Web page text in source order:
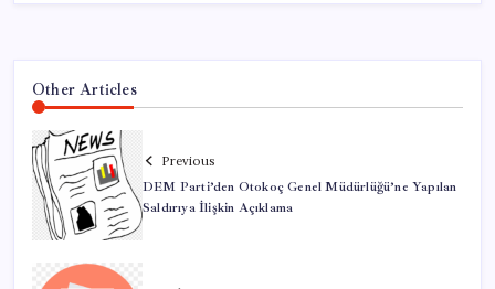
Other Articles
Previous
DEM Parti’den Otokoç Genel Müdürlüğü’ne Yapılan
Saldırıya İlişkin Açıklama